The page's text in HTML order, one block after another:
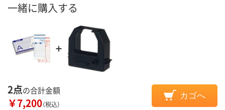
一緒に購入する
2点の合計金額
￥7,200（税込）
カゴへ